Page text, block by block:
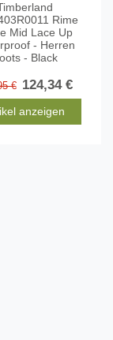
Rime
Mid Lace Up
- Herren
- Black
€ 124,34 €
anzeigen